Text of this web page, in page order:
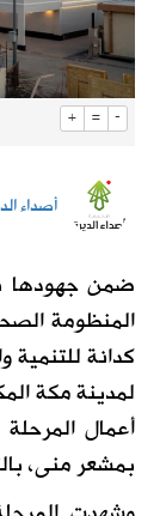
+ = -
أصداء
ضمن جهودها
المنظومة
كدانة للتنمية
لمدينة مكة
أعمال
بمشعر منى،